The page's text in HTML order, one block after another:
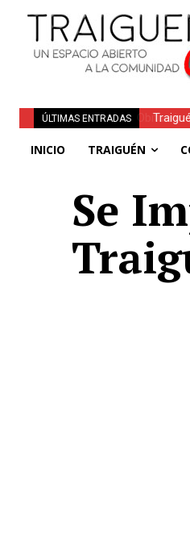
ÚLTIMAS ENTRADAS
INICIO TRAIGUÉN
Se